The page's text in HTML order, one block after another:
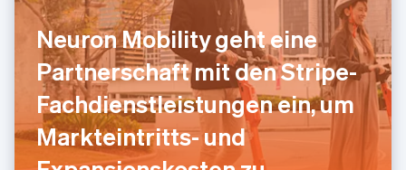
Neuron Mobility geht eine
Partnerschaft mit den Stripe-
Fachdienstleistungen ein, um
Markteintritts- und
FrançaisEnglish
Gibraltar
English
Griechenland
English
Indien
English
Irland
English